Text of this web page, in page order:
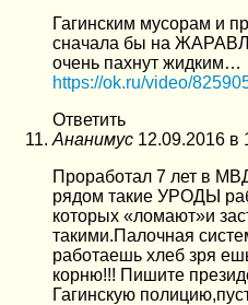
Гагинским мусорам и
сначала бы на
очень пахнут жидким…
https://ok.ru/video/
Ответить
Ананимус 12.09.2016 в
Проработал 7 лет в
рядом такие УРОДЫ
которых «ломают»и
такими.Палочная
работаешь хлеб зря
корню!!! Пишите
Гагинскую